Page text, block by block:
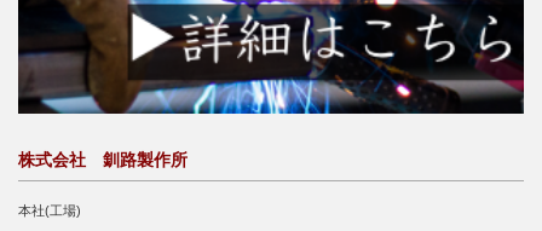
株式会社 釧路製作所
本社(工場)